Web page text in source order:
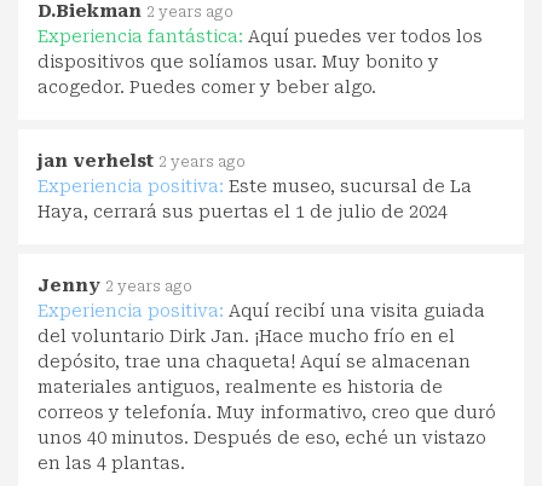
D.Biekman 2 years ago
Experiencia fantástica: Aquí puedes ver todos los
dispositivos que solíamos usar. Muy bonito y
acogedor. Puedes comer y beber algo.
jan verhelst 2 years ago
Experiencia positiva: Este museo, sucursal de La
Haya, cerrará sus puertas el 1 de julio de 2024
Jenny 2 years ago
Experiencia positiva: Aquí recibí una visita guiada
del voluntario Dirk Jan. ¡Hace mucho frío en el
depósito, trae una chaqueta! Aquí se almacenan
materiales antiguos, realmente es historia de
correos y telefonía. Muy informativo, creo que duró
unos 40 minutos. Después de eso, eché un vistazo
en las 4 plantas.